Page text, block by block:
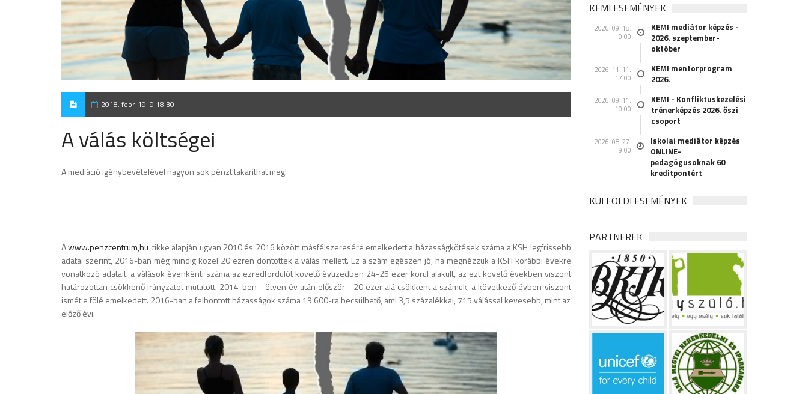
2018. febr. 19. 9:18:30
A válás költségei
A mediáció igénybevételével nagyon sok pénzt takaríthat meg!
Awww.penzcentrum,hu cikke alapján ugyan 2010 és 2016 között másfélszeresére emelkedett a házasságkötések száma a KSH legfrissebb
adatai szerint, 2016-ban még mindig közel 20 ezren döntöttek a válás mellett. Ez a szám egészen jó, ha megnézzük a KSH korábbi évekre
vonatkozó adatait: a válások évenkénti száma az ezredfordulót követő évtizedben 24-25 ezer körül alakult, az ezt követő években viszont
határozottan csökkenő irányzatot mutatott. 2014-ben - ötven év után először - 20 ezer alá csökkent a számuk, a következő évben viszont
ismét e fölé emelkedett. 2016-ban a felbontott házasságok száma 19 600-ra becsülhető, ami 3,5 százalékkal, 715 válással kevesebb, mint az
előző évi.
KEMI ESEMÉNYEK
2026. 09. 18.
9:00
KEMI mediátor képzés -
2026. szeptember-
október
2026. 11. 11.
17:00
KEMI mentorprogram
2026.
2026. 09. 11.
10:00
KEMI - Konfliktuskezelési
trénerképzés 2026. őszi
csoport
2026. 08. 27.
9:00
Iskolai mediátor képzés
ONLINE-
pedagógusoknak 60
kreditpontért
KÜLFÖLDI ESEMÉNYEK
PARTNEREK